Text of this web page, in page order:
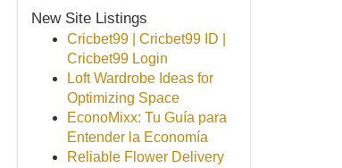
New Site Listings
Cricbet99 | Cricbet99 ID |
Cricbet99 Login
Loft Wardrobe Ideas for
Optimizing Space
EconoMixx: Tu Guía para
Entender la Economía
Reliable Flower Delivery